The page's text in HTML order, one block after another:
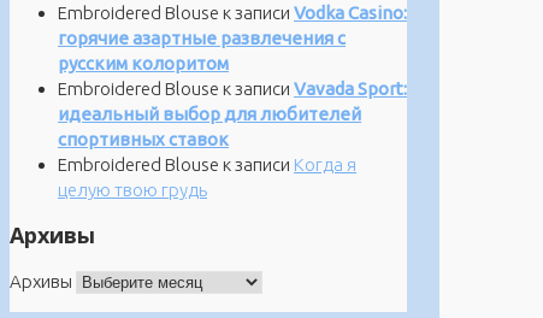
Embroidered Blouse к записи Vodka Casino:
горячие азартные развлечения с
русским колоритом
Embroidered Blouse к записи Vavada Sport:
идеальный выбор для любителей
спортивных ставок
Embroidered Blouse к записи Когда я
целую твою грудь
Архивы
Архивы